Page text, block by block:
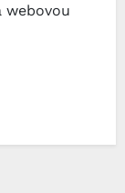
webovou